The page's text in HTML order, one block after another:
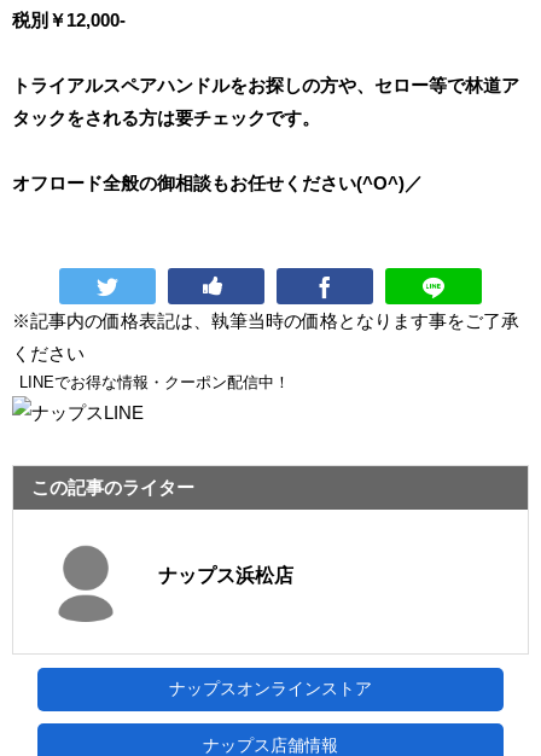
税別￥12,000-
トライアルスペアハンドルをお探しの方や、セロー等で林道ア
タックをされる方は要チェックです。
オフロード全般の御相談もお任せください(^O^)／
※記事内の価格表記は、執筆当時の価格となります事をご了承
ください
LINEでお得な情報・クーポン配信中！
この記事のライター
ナップス浜松店
ナップスオンラインストア
ナップス店舗情報